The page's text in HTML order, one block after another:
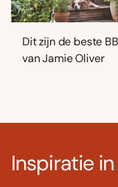
Dit zijn de beste
van Jamie Oliver
Inspiratie